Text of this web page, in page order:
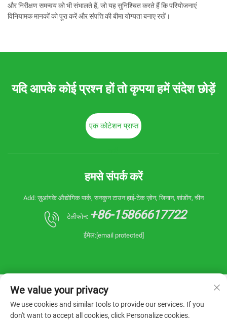
और निरीक्षण समन्वय को भी संभालते हैं, जो यह सुनिश्चित करते हैं कि परियोजनाएं
विनियामक मानकों को पूरा करें और संपत्ति की बीमा योग्यता बनाए रखें।
यदि आपके कोई प्रश्न हों तो कृपया हमें संदेश छोड़ें
एक कोटेशन प्राप्त
हमसे संपर्क करें
Add: ज़ुआंगके औद्योगिक पार्क, सनकुन टाउन हाई-टेक ज़ोन, जिनान, शांडोंग, चीन
टेलीफोन: +86-15866617722
ईमेल:[email protected]
We value your privacy
We use cookies and similar tools to provide our services. If you
don't want to accept all cookies, click Personalize cookies.